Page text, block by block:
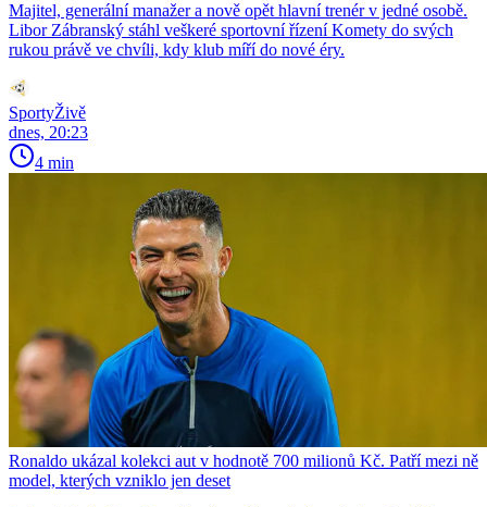
Majitel, generální manažer a nově opět hlavní trenér v jedné osobě.
Libor Zábranský stáhl veškeré sportovní řízení Komety do svých
rukou právě ve chvíli, kdy klub míří do nové éry.
SportyŽivě
dnes, 20:23
4 min
Ronaldo ukázal kolekci aut v hodnotě 700 milionů Kč. Patří mezi ně
model, kterých vzniklo jen deset